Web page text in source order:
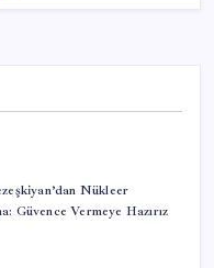
Nükleer
Güvence Vermeye Hazırız